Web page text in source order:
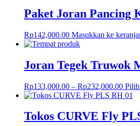
Paket Joran Pancing
Rp142,000.00 Masukkan ke
Joran Tegek Truwok
Rp133,000.00 – Rp232,000.00 Pilih
Tokos CURVE Fly